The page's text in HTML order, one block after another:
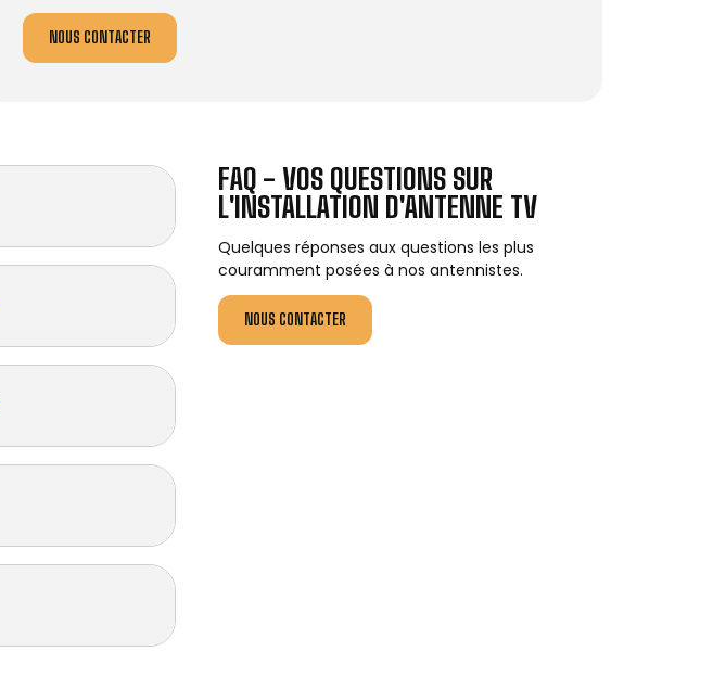
NOUS CONTACTER
FAQ - VOS QUESTIONS SUR
L'INSTALLATION D'ANTENNE TV
Quelques réponses aux questions les plus
couramment posées à nos antennistes.
NOUS CONTACTER